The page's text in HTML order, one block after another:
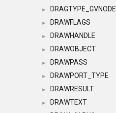
► DRAGTYPE_GVNODE
► DRAWFLAGS
► DRAWHANDLE
► DRAWOBJECT
► DRAWPASS
► DRAWPORT_TYPE
► DRAWRESULT
► DRAWTEXT